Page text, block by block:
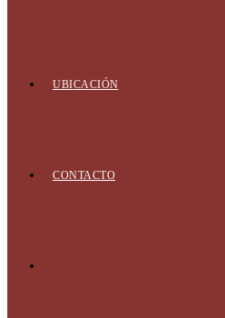
UBICACIÓN
CONTACTO